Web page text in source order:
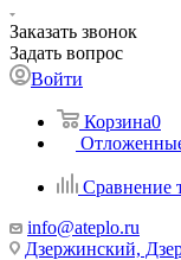
Заказать звонок
Задать вопрос
Войти
Корзина0
Сравнение
info@ateplo.ru
Дзержинский,